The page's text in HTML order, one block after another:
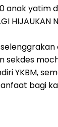
anak yatim
HIJAUKAN
sekdes
YKBM,
bagi